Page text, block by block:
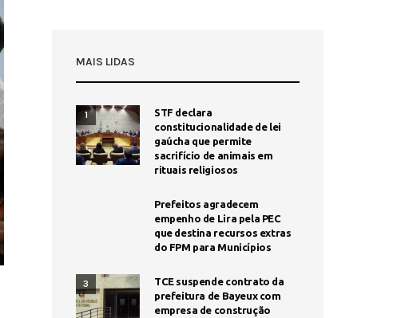
MAIS LIDAS
1
STF declara
constitucionalidade de lei
gaúcha que permite
sacrifício de animais em
rituais religiosos
Prefeitos agradecem
empenho de Lira pela PEC
que destina recursos extras
do FPM para Municípios
3
TCE suspende contrato da
prefeitura de Bayeux com
empresa de construção